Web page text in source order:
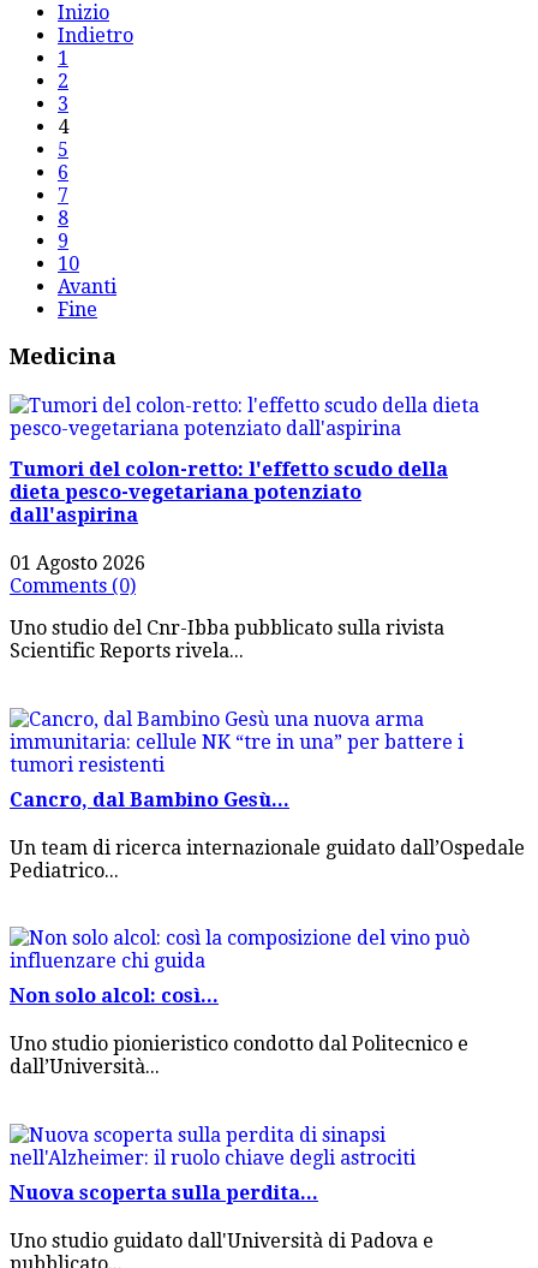
Inizio
Indietro
1
2
3
4
5
6
7
8
9
10
Avanti
Fine
Medicina
Tumori del colon-retto: l'effetto scudo della
dieta pesco-vegetariana potenziato
dall'aspirina
01 Agosto 2026
Comments (0)
Uno studio del Cnr-Ibba pubblicato sulla rivista
Scientific Reports rivela...
Cancro, dal Bambino Gesù...
Un team di ricerca internazionale guidato dall’Ospedale
Pediatrico...
Non solo alcol: così...
Uno studio pionieristico condotto dal Politecnico e
dall’Università...
Nuova scoperta sulla perdita...
Uno studio guidato dall'Università di Padova e